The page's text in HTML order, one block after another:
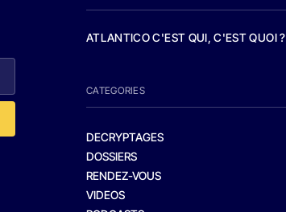
ATLANTICO C'EST QUI, C'EST QUOI ?
CATEGORIES
DECRYPTAGES
DOSSIERS
RENDEZ-VOUS
VIDEOS